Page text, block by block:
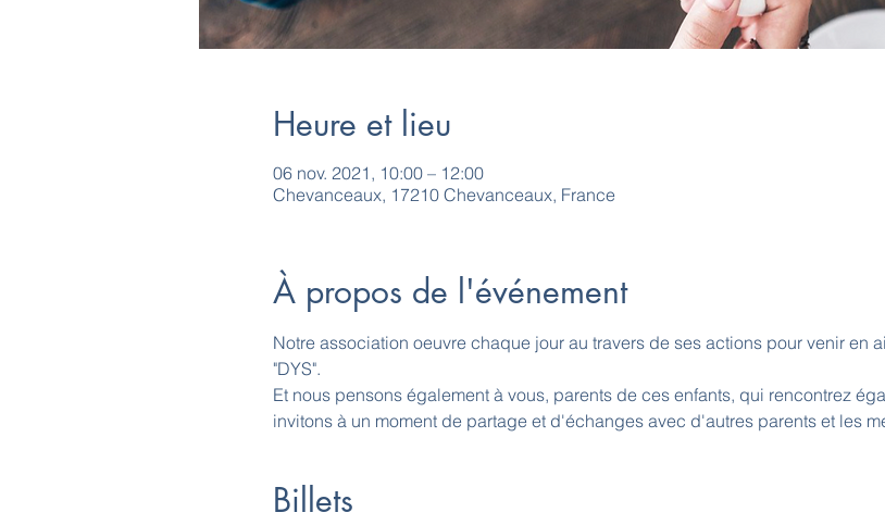
Heure et lieu
06 nov. 2021, 10:00 – 12:00
Chevanceaux, 17210 Chevanceaux, France
À propos de l'événement
Notre association oeuvre chaque jour au travers de ses actions pour venir en
"DYS".
Et nous pensons également à vous, parents de ces enfants, qui rencontrez
invitons à un moment de partage et d'échanges avec d'autres parents et les
Billets